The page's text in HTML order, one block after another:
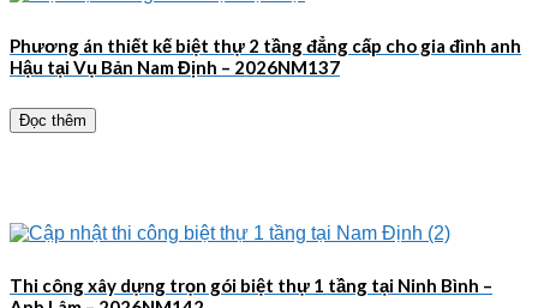
Phương án thiết kế biệt thự 2 tầng đẳng cấp cho gia đình anh
Hậu tại Vụ Bản Nam Định – 2026NM137
Đọc thêm
Thi công xây dựng trọn gói biệt thự 1 tầng tại Ninh Bình –